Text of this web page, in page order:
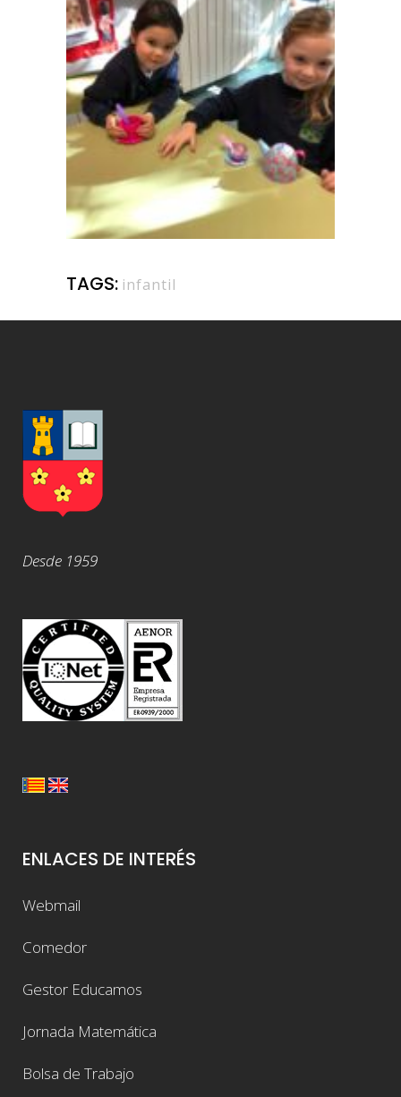
TAGS: infantil
Desde 1959
ENLACES DE INTERÉS
Webmail
Comedor
Gestor Educamos
Jornada Matemática
Bolsa de Trabajo